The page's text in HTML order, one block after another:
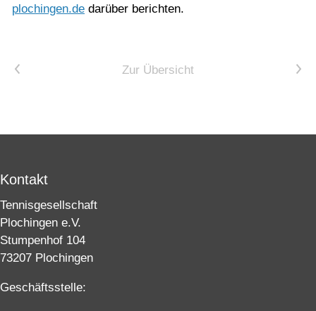
plochingen.de darüber berichten.
Vorheriger Artikel Zur Übersicht Nächster Artikel
Kontakt
Tennisgesellschaft
Plochingen e.V.
Stumpenhof 104
73207 Plochingen
Geschäftsstelle: